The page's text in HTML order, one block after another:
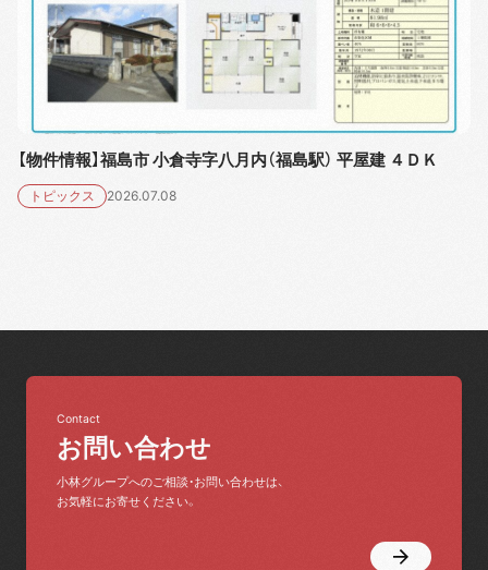
【物件情報】福島市 小倉寺字八月内（福島駅） 平屋建 ４ＤＫ
トピックス 2026.07.08
お問い合わせ
Contact
小林グループへのご相談・お問い合わせは、
お気軽にお寄せください。